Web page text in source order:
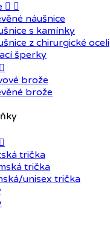
 
náušnice
s kamínky
z chirurgické oceli
šperky

brože
brože

trička
trička
unisex trička